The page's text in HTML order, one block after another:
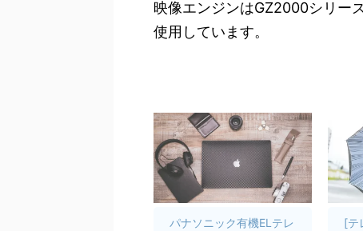
映像エンジンはGZ2000シリー
使用しています。
パナソニック有機ELテレ
[テ